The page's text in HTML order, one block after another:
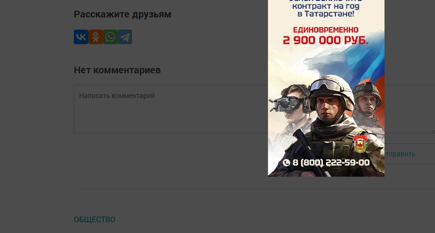
Расскажите друзьям
Нет комментариев
Авторизоваться Отправить
ОБЩЕСТВО